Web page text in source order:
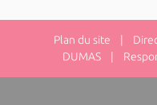
Plan du site |
DUMAS |